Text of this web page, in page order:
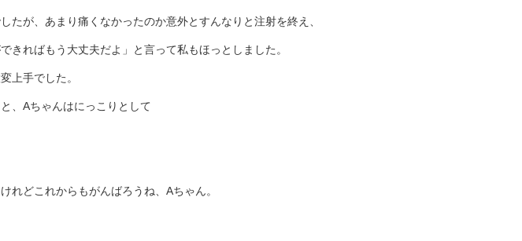
たが、あまり痛くなかったのか意外とすんなりと注射を終え、
きればもう大丈夫だよ」と言って私もほっとしました。
上手でした。
、Aちゃんはにっこりとして
れどこれからもがんばろうね、Aちゃん。